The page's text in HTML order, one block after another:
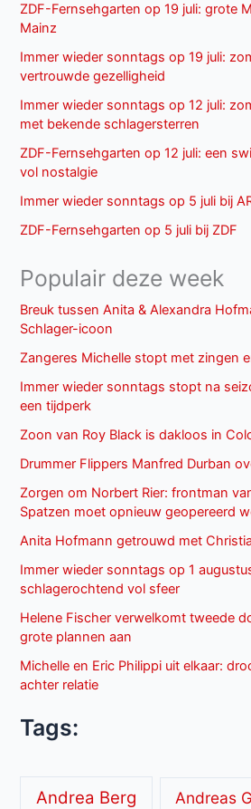
ZDF-Fernsehgarten op 19 juli: grote
Mainz
Immer wieder sonntags op 19 juli:
vertrouwde gezelligheid
Immer wieder sonntags op 12 juli:
met bekende schlagersterren
ZDF-Fernsehgarten op 12 juli: een
vol nostalgie
Immer wieder sonntags op 5 juli bij
ZDF-Fernsehgarten op 5 juli bij ZDF
Populair deze week
Breuk tussen Anita & Alexandra
Schlager-icoon
Zangeres Michelle stopt met zingen
Immer wieder sonntags stopt na
een tijdperk
Zoon van Roy Black is dakloos in
Drummer Flippers Manfred Durban
Zorgen om Norbert Rier: frontman
Spatzen moet opnieuw geopereerd
Anita Hofmann getrouwd met
Immer wieder sonntags op 1
schlagerochtend vol sfeer
Helene Fischer verwelkomt tweede
grote plannen aan
Michelle en Eric Philippi uit elkaar:
achter relatie
Tags:
Andrea Berg Andreas